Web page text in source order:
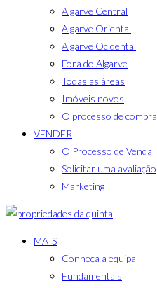
Algarve Central
Algarve Oriental
Algarve Ocidental
Fora do Algarve
Todas as áreas
Imóveis novos
O processo de compra
VENDER
O Processo de Venda
Solicitar uma avaliação
Marketing
MAIS
Conheça a equipa
Fundamentais